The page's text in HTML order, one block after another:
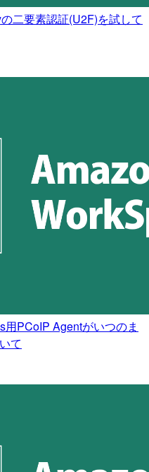
二要素認証(U2F)を試して
PCoIP Agentがいつのま
て